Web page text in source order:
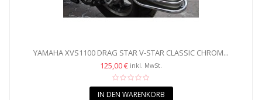
YAMAHA XVS1100 DRAG STAR V-STAR CLASSIC CHROM...
125,00 € inkl. MwSt.
IN DEN WARENKORB